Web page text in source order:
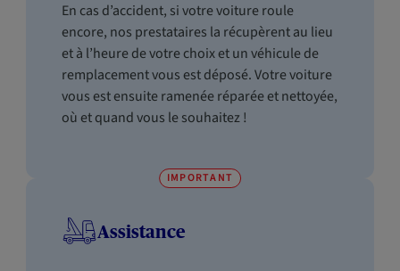
En cas d’accident, si votre voiture roule
encore, nos prestataires la récupèrent au lieu
et à l’heure de votre choix et un véhicule de
remplacement vous est déposé. Votre voiture
vous est ensuite ramenée réparée et nettoyée,
où et quand vous le souhaitez !
IMPORTANT
Assistance